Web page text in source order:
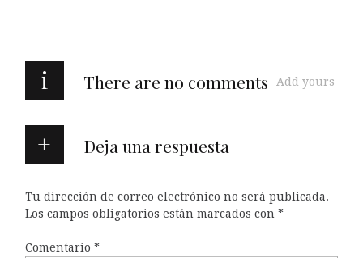
i There are no comments Add yours
Deja una respuesta
Tu dirección de correo electrónico no será publicada.
Los campos obligatorios están marcados con *
Comentario *